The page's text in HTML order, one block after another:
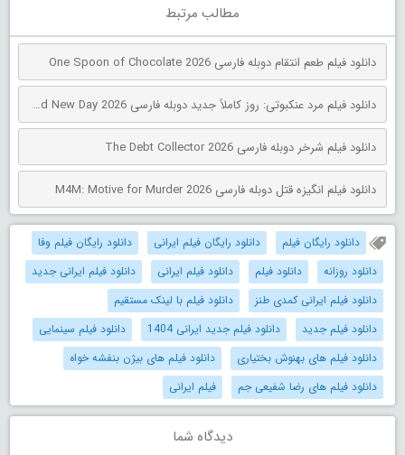
مطالب مرتبط
دانلود فیلم طعم انتقام دوبله فارسی One Spoon of Chocolate 2026
دانلود فیلم مرد عنکبوتی: روز کاملاً جدید دوبله فارسی Spider-Man: Brand New Day 2026
دانلود فیلم شرخر دوبله فارسی The Debt Collector 2026
دانلود فیلم انگیزه قتل دوبله فارسی M4M: Motive for Murder 2026
دانلود رایگان فیلم دانلود رایگان فیلم ایرانی
دانلود رایگان فیلم وفا
دانلود روزانه
دانلود فیلم دانلود فیلم ایرانی
دانلود فیلم ایرانی جدید
دانلود فیلم ایرانی کمدی طنز
دانلود فیلم با لینک مستقیم
دانلود فیلم جدید
دانلود فیلم جدید ایرانی 1404
دانلود فیلم سینمایی
دانلود فیلم های بهنوش بختیاری
دانلود فیلم های بیژن بنفشه خواه
دانلود فیلم های رضا شفیعی جم
فیلم ایرانی
دیدگاه شما